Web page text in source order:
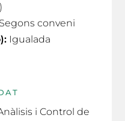
Segons conveni
Igualada
i Control de